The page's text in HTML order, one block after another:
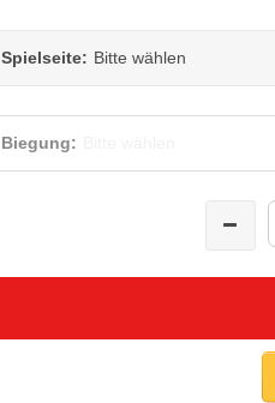
Spielseite: Bitte wählen
Biegung: